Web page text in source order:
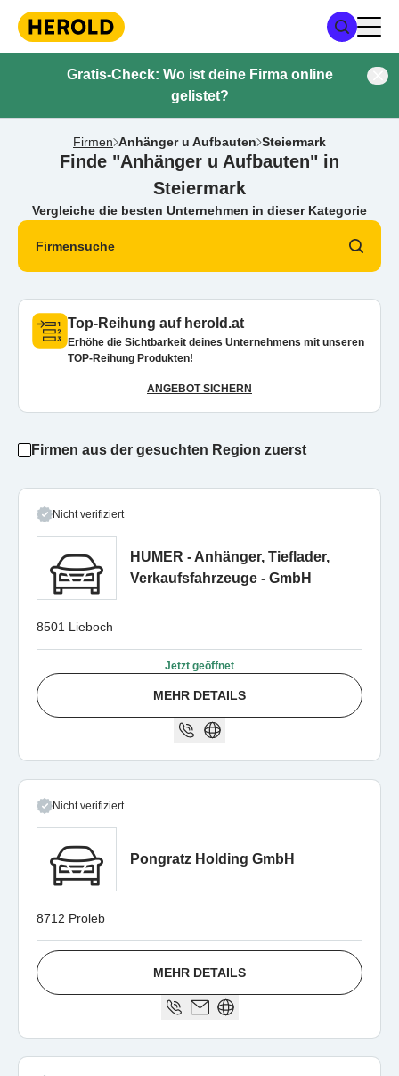
Gratis-Check: Wo ist deine Firma online
gelistet?
Firmen Anhänger u Aufbauten Steiermark
Finde "Anhänger u Aufbauten" in
Steiermark
Vergleiche die besten Unternehmen in dieser Kategorie
Firmensuche
Top-Reihung auf herold.at
Erhöhe die Sichtbarkeit deines Unternehmens mit unseren
TOP-Reihung Produkten!
ANGEBOT SICHERN
Firmen aus der gesuchten Region zuerst
Nicht verifiziert
HUMER - Anhänger, Tieflader,
Verkaufsfahrzeuge - GmbH
8501 Lieboch
Jetzt geöffnet
MEHR DETAILS
Nicht verifiziert
Pongratz Holding GmbH
8712 Proleb
MEHR DETAILS